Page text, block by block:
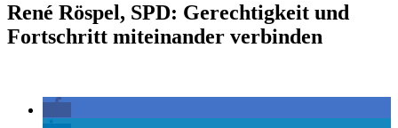
René Röspel, SPD: Gerechtigkeit und
Fortschritt miteinander verbinden